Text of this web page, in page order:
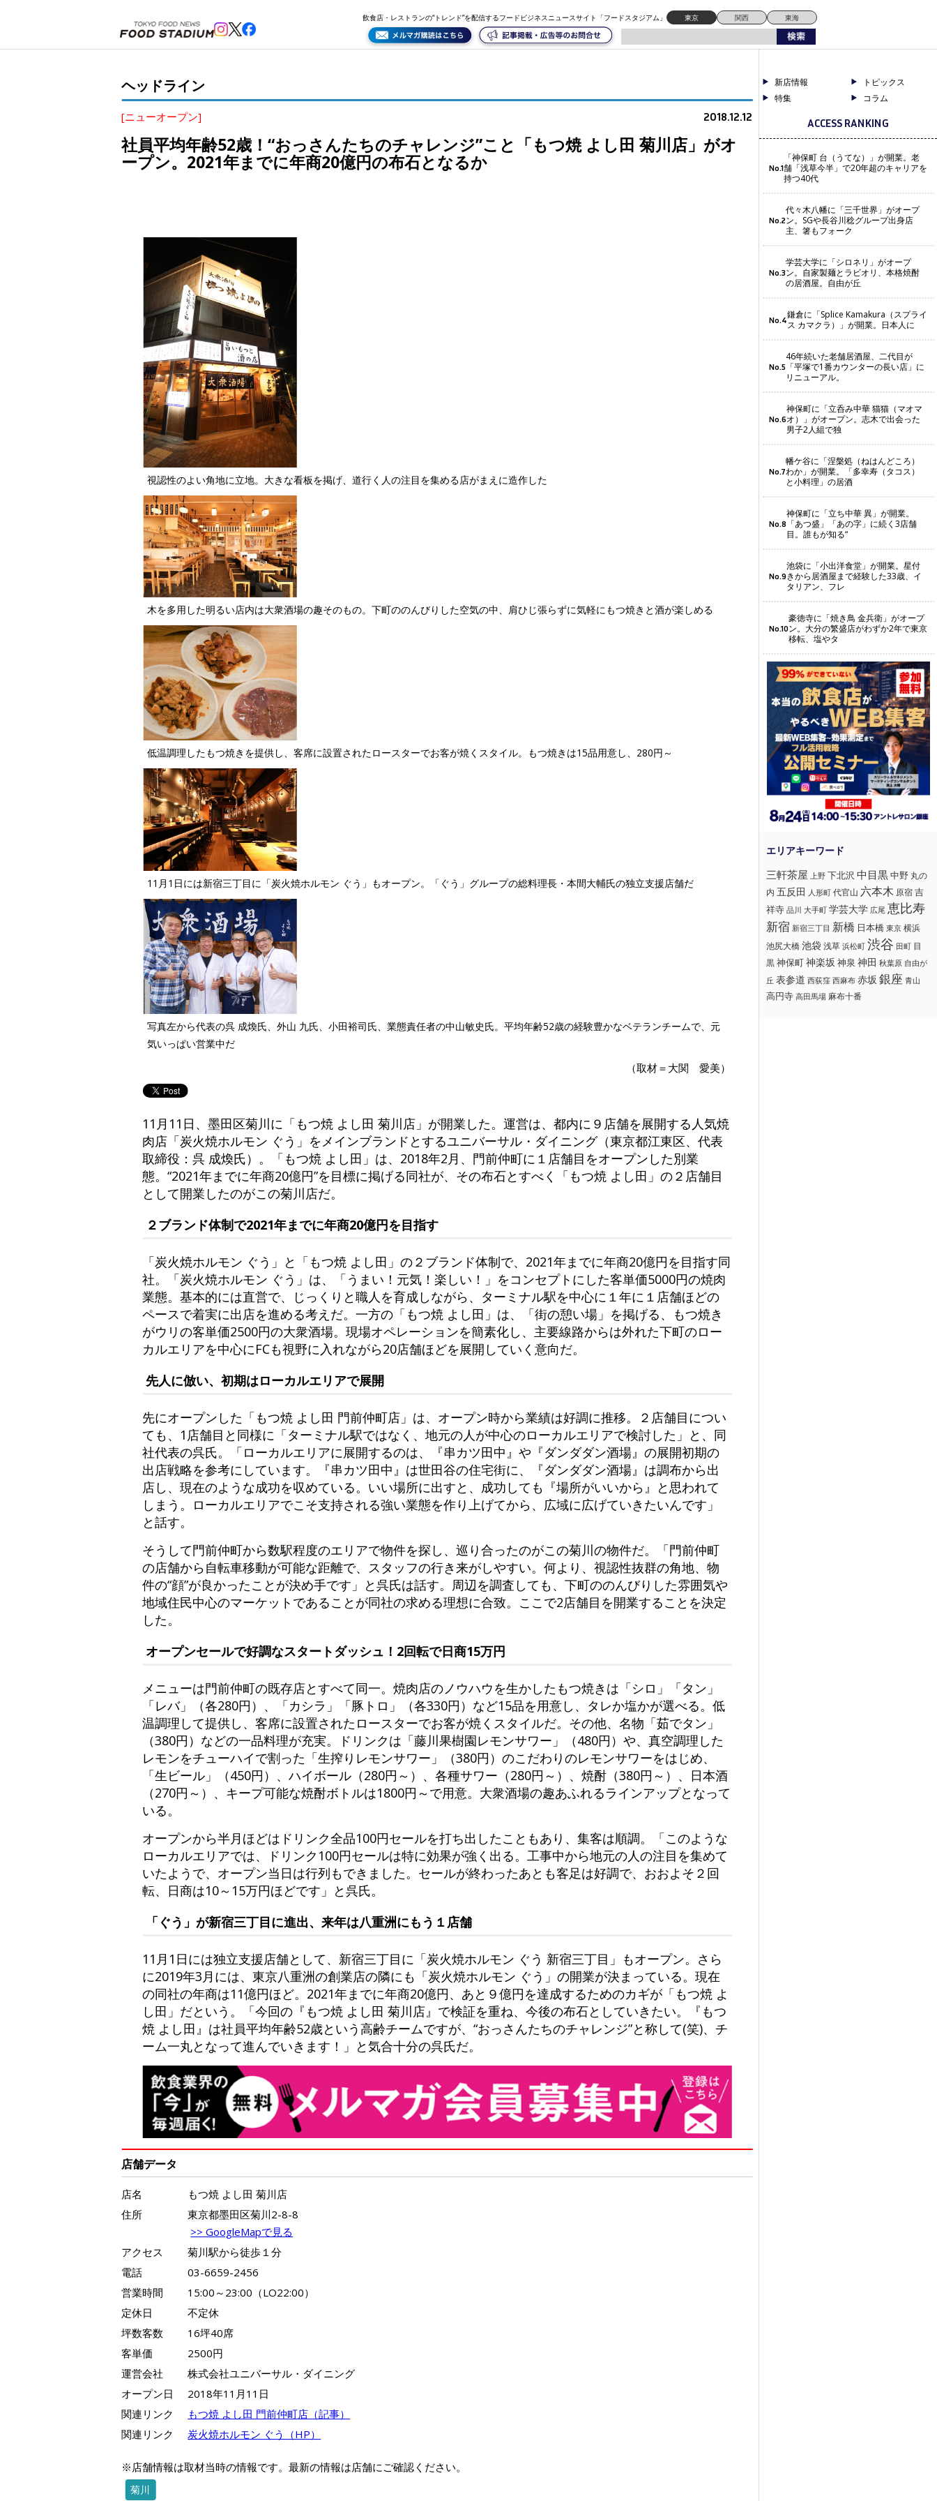
飲食店・レストランの“トレンド”を配信するフードビジネスニュースサイト「フードスタジアム」 東京 関西 東海
ヘッドライン
[ニューオープン] 2018.12.12
社員平均年齢52歳！“おっさんたちのチャレンジ”こと「もつ焼 よし田 菊川店」がオ
ープン。2021年までに年商20億円の布石となるか
視認性のよい角地に立地。大きな看板を掲げ、道行く人の注目を集める店がまえに造作した
木を多用した明るい店内は大衆酒場の趣そのもの。下町ののんびりした空気の中、肩ひじ張らずに気軽にもつ焼きと酒が楽しめる
低温調理したもつ焼きを提供し、客席に設置されたロースターでお客が焼くスタイル。もつ焼きは15品用意し、280円～
11月1日には新宿三丁目に「炭火焼ホルモン ぐう」もオープン。「ぐう」グループの総料理長・本間大輔氏の独立支援店舗だ
写真左から代表の呉 成煥氏、外山 九氏、小田裕司氏、業態責任者の中山敏史氏。平均年齢52歳の経験豊かなベテランチームで、元
気いっぱい営業中だ
（取材＝大関 愛美）
11月11日、墨田区菊川に「もつ焼 よし田 菊川店」が開業した。運営は、都内に９店舗を展開する人気焼
肉店「炭火焼ホルモン ぐう」をメインブランドとするユニバーサル・ダイニング（東京都江東区、代表
取締役：呉 成煥氏）。「もつ焼 よし田」は、2018年2月、門前仲町に１店舗目をオープンした別業
態。“2021年までに年商20億円”を目標に掲げる同社が、その布石とすべく「もつ焼 よし田」の２店舗目
として開業したのがこの菊川店だ。
２ブランド体制で2021年までに年商20億円を目指す
「炭火焼ホルモン ぐう」と「もつ焼 よし田」の２ブランド体制で、2021年までに年商20億円を目指す同
社。「炭火焼ホルモン ぐう」は、「うまい！元気！楽しい！」をコンセプトにした客単価5000円の焼肉
業態。基本的には直営で、じっくりと職人を育成しながら、ターミナル駅を中心に１年に１店舗ほどの
ペースで着実に出店を進める考えだ。一方の「もつ焼 よし田」は、「街の憩い場」を掲げる、もつ焼き
がウリの客単価2500円の大衆酒場。現場オペレーションを簡素化し、主要線路からは外れた下町のロー
カルエリアを中心にFCも視野に入れながら20店舗ほどを展開していく意向だ。
先人に倣い、初期はローカルエリアで展開
先にオープンした「もつ焼 よし田 門前仲町店」は、オープン時から業績は好調に推移。２店舗目につい
ても、1店舗目と同様に「ターミナル駅ではなく、地元の人が中心のローカルエリアで検討した」と、同
社代表の呉氏。「ローカルエリアに展開するのは、『串カツ田中』や『ダンダダン酒場』の展開初期の
出店戦略を参考にしています。『串カツ田中』は世田谷の住宅街に、『ダンダダン酒場』は調布から出
店し、現在のような成功を収めている。いい場所に出すと、成功しても『場所がいいから』と思われて
しまう。ローカルエリアでこそ支持される強い業態を作り上げてから、広域に広げていきたいんです」
と話す。
そうして門前仲町から数駅程度のエリアで物件を探し、巡り合ったのがこの菊川の物件だ。「門前仲町
の店舗から自転車移動が可能な距離で、スタッフの行き来がしやすい。何より、視認性抜群の角地、物
件の“顔”が良かったことが決め手です」と呉氏は話す。周辺を調査しても、下町ののんびりした雰囲気や
地域住民中心のマーケットであることが同社の求める理想に合致。ここで2店舗目を開業することを決定
した。
オープンセールで好調なスタートダッシュ！2回転で日商15万円
メニューは門前仲町の既存店とすべて同一。焼肉店のノウハウを生かしたもつ焼きは「シロ」「タン」
「レバ」（各280円）、「カシラ」「豚トロ」（各330円）など15品を用意し、タレか塩かが選べる。低
温調理して提供し、客席に設置されたロースターでお客が焼くスタイルだ。その他、名物「茹でタン」
（380円）などの一品料理が充実。ドリンクは「藤川果樹園レモンサワー」（480円）や、真空調理した
レモンをチューハイで割った「生搾りレモンサワー」（380円）のこだわりのレモンサワーをはじめ、
「生ビール」（450円）、ハイボール（280円～）、各種サワー（280円～）、焼酎（380円～）、日本酒
（270円～）、キープ可能な焼酎ボトルは1800円～で用意。大衆酒場の趣あふれるラインアップとなって
いる。
オープンから半月ほどはドリンク全品100円セールを打ち出したこともあり、集客は順調。「このような
ローカルエリアでは、ドリンク100円セールは特に効果が強く出る。工事中から地元の人の注目を集めて
いたようで、オープン当日は行列もできました。セールが終わったあとも客足は好調で、おおよそ２回
転、日商は10～15万円ほどです」と呉氏。
「ぐう」が新宿三丁目に進出、来年は八重洲にもう１店舗
11月1日には独立支援店舗として、新宿三丁目に「炭火焼ホルモン ぐう 新宿三丁目」もオープン。さら
に2019年3月には、東京八重洲の創業店の隣にも「炭火焼ホルモン ぐう」の開業が決まっている。現在
の同社の年商は11億円ほど。2021年までに年商20億円、あと９億円を達成するためのカギが「もつ焼 よ
し田」だという。「今回の『もつ焼 よし田 菊川店』で検証を重ね、今後の布石としていきたい。『もつ
焼 よし田』は社員平均年齢52歳という高齢チームですが、“おっさんたちのチャレンジ”と称して(笑)、チ
ーム一丸となって進んでいきます！」と気合十分の呉氏だ。
店舗データ
店名
もつ焼 よし田 菊川店
住所
東京都墨田区菊川2-8-8
>> GoogleMapで見る
アクセス
菊川駅から徒歩１分
電話
03-6659-2456
営業時間
15:00～23:00（LO22:00）
定休日
不定休
坪数客数
16坪40席
客単価
2500円
運営会社
株式会社ユニバーサル・ダイニング
オープン日
2018年11月11日
関連リンク
もつ焼 よし田 門前仲町店（記事）
関連リンク
炭火焼ホルモン ぐう（HP）
※店舗情報は取材当時の情報です。最新の情報は店舗にご確認ください。
菊川
新店情報
トピックス
特集
コラム
ACCESS RANKING
No.1
「神保町 台（うてな）」が開業。老
舗「浅草今半」で20年超のキャリアを
持つ40代
No.2
代々木八幡に「三千世界」がオープ
ン。SGや長谷川稔グループ出身店
主、箸もフォーク
No.3
学芸大学に「シロネリ」がオープ
ン。自家製麺とラビオリ、本格焼酎
の居酒屋。自由が丘
No.4鎌倉に「Splice Kamakura（スプライ
ス カマクラ）」が開業。日本人に
No.5
46年続いた老舗居酒屋、二代目が
「平塚で1番カウンターの長い店」に
リニューアル。
No.6
神保町に「立呑み中華 猫猫（マオマ
オ）」がオープン。志木で出会った
男子2人組で独
No.7
幡ケ谷に「涅槃処（ねはんどころ）
わか」が開業。「多幸寿（タコス）
と小料理」の居酒
No.8
神保町に「立ち中華 異」が開業。
「あつ盛」「あの字」に続く3店舗
目。誰もが知る“
No.9
池袋に「小出洋食堂」が開業。星付
きから居酒屋まで経験した33歳、イ
タリアン、フレ
No.10
豪徳寺に「焼き鳥 金兵衛」がオープ
ン。大分の繁盛店がわずか2年で東京
移転、塩やタ
三軒茶屋 上野 下北沢 中目黒中野 丸の
内 五反田 人形町 代官山 六本木 原宿 吉
祥寺 品川 大手町 学芸大学 広尾 恵比寿
新宿 新宿三丁目 新橋 日本橋 東京 横浜
池尻大橋 池袋浅草 浜松町 渋谷 田町 目
黒神保町神楽坂 神泉 神田 秋葉原 自由が
丘 表参道 西荻窪 西麻布 赤坂 銀座 青山
高円寺 高田馬場 麻布十番